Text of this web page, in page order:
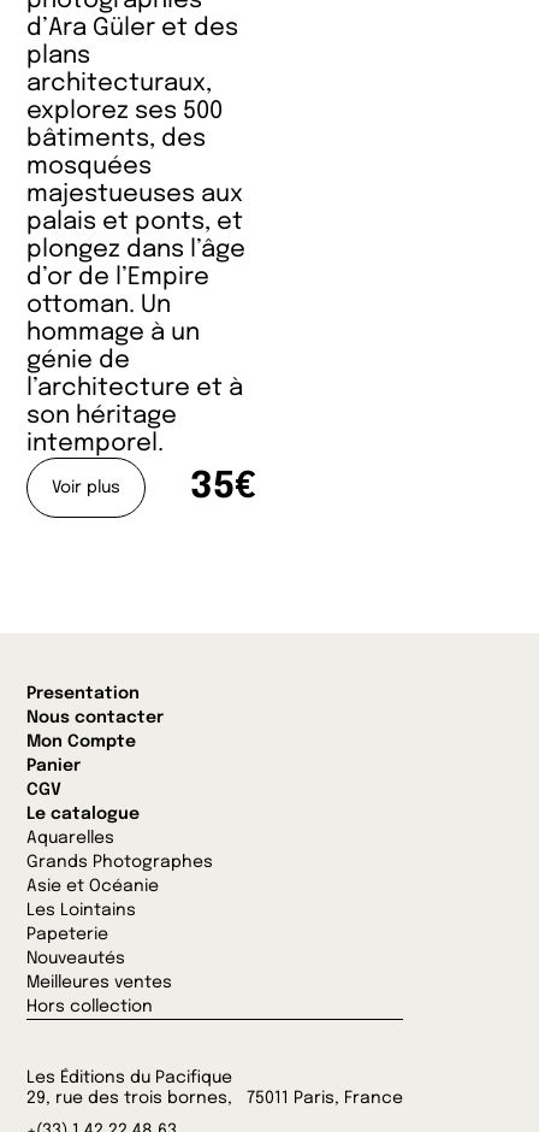
d’Ara Güler et des
plans
architecturaux,
explorez ses 500
bâtiments, des
mosquées
majestueuses aux
palais et ponts, et
plongez dans l’âge
d’or de l’Empire
ottoman. Un
hommage à un
génie de
l’architecture et à
son héritage
intemporel.
Voir plus 35€
Presentation
Nous contacter
Mon Compte
Panier
CGV
Le catalogue
Aquarelles
Grands Photographes
Asie et Océanie
Les Lointains
Papeterie
Nouveautés
Meilleures ventes
Hors collection
Les Éditions du Pacifique
29, rue des trois bornes, 75011 Paris, France